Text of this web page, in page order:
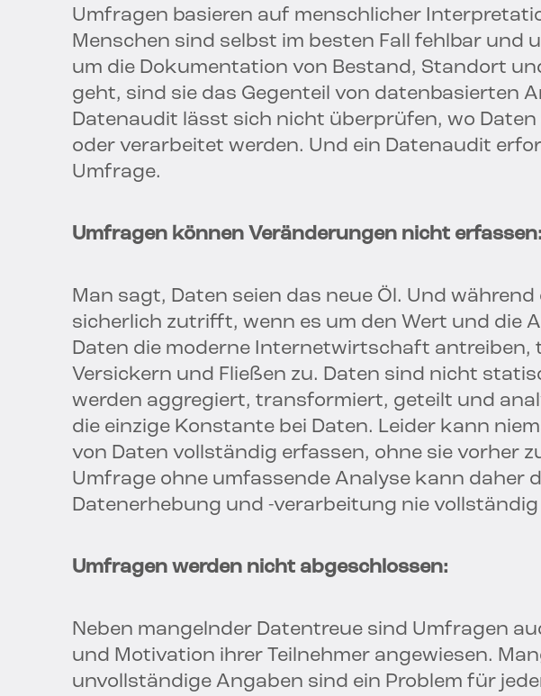
Umfragen basieren auf menschlicher
Menschen sind selbst im besten Fall fehlbar und
um die Dokumentation von Bestand, Standort
geht, sind sie das Gegenteil von datenbasierten
Datenaudit lässt sich nicht überprüfen, wo
oder verarbeitet werden. Und ein Datenaudit
Umfrage.
Umfragen können Veränderungen nicht erfassen:
Man sagt, Daten seien das neue Öl. Und
sicherlich zutrifft, wenn es um den Wert und die
Daten die moderne Internetwirtschaft
Versickern und Fließen zu. Daten sind nicht
werden aggregiert, transformiert, geteilt und
die einzige Konstante bei Daten. Leider kann
von Daten vollständig erfassen, ohne sie vorher
Umfrage ohne umfassende Analyse kann daher
Datenerhebung und -verarbeitung nie vollständig
Umfragen werden nicht abgeschlossen:
Neben mangelnder Datentreue sind Umfragen
und Motivation ihrer Teilnehmer angewiesen.
unvollständige Angaben sind ein Problem für